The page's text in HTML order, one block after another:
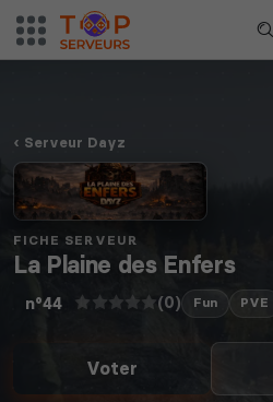
Serveur Dayz
FICHE SERVEUR
La Plaine des Enfers
n°44 (0) Fun PVE
Voter